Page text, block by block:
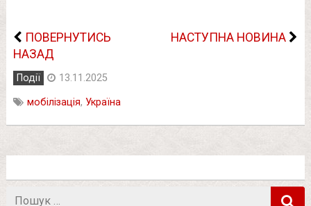
ПОВЕРНУТИСЬ
НАЗАД
НАСТУПНА НОВИНА
Події 13.11.2025
мобілізація, Україна
Пошук